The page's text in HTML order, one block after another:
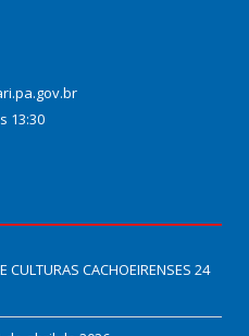
13:30
CULTURAS CACHOEIRENSES 24